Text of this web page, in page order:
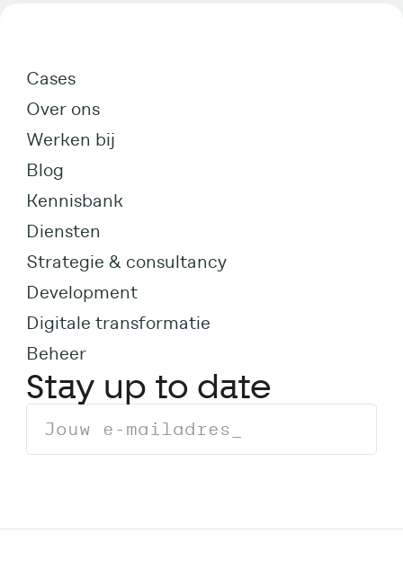
Cases
Over ons
Werken bij
Blog
Kennisbank
Diensten
Strategie & consultancy
Development
Digitale transformatie
Beheer
Stay up to date